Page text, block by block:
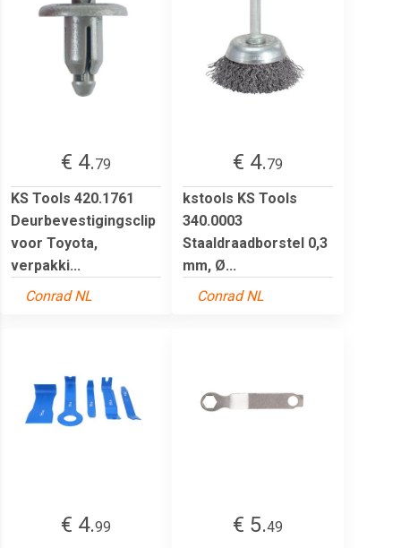
€ 4.79
KS Tools 420.1761
Deurbevestigingsclip
voor Toyota,
verpakki...
Conrad NL
€ 4.79
kstools KS Tools
340.0003
Staaldraadborstel 0,3
mm, Ø...
Conrad NL
€ 4.99 € 5.49